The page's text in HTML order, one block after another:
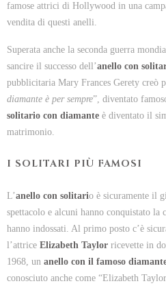
famose attrici di Hollywood in una
vendita di questi anelli.
Superata anche la seconda guerra
sancire il successo dell’anello con
pubblicitaria Mary Frances Gerety creò
diamante è per sempre”, diventato
solitario con diamante è diventato il
matrimonio.
I SOLITARI PIÙ FAMOSI
L’anello con solitario è sicuramente il
spettacolo e alcuni hanno conquistato la
hanno indossati. Al primo posto c’è
l’attrice Elizabeth Taylor ricevette in
1968, un anello con il famoso
conosciuto anche come “Elizabeth